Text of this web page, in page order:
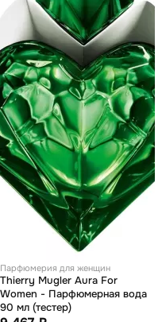
Парфюмерия для женщин
Thierry Mugler Aura For
Women - Парфюмерная вода
90 мл (тестер)